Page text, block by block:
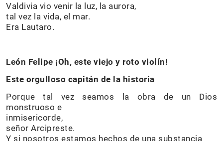
Valdivia vio venir la luz, la aurora,
tal vez la vida, el mar.
Era Lautaro.
León Felipe ¡Oh, este viejo y roto violín!
Este orgulloso capitán de la historia
Porque tal vez seamos la obra de un Dios
monstruoso e
inmisericorde,
señor Arcipreste.
Y si nosotros estamos hechos de una substancia